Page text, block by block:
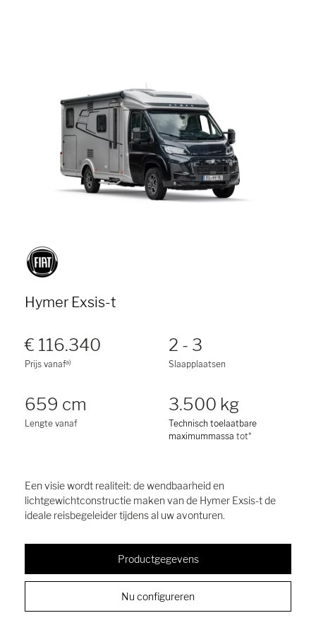
Hymer Exsis-t
€ 116.340
Prijs vanafa)
2 - 3
Slaapplaatsen
659 cm
Lengte vanaf
3.500 kg
Technisch toelaatbare
maximummassa tot*
Een visie wordt realiteit: de wendbaarheid en
lichtgewichtconstructie maken van de Hymer Exsis-t de
ideale reisbegeleider tijdens al uw avonturen.
Productgegevens
Nu configureren